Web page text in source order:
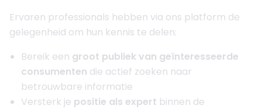
Ervaren professionals hebben via ons platform de
gelegenheid om hun kennis te delen:
Bereik een groot publiek van geïnteresseerde
consumenten die actief zoeken naar
betrouwbare informatie
Versterk je positie als expert binnen de